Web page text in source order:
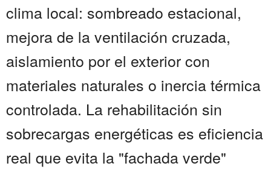
clima local: sombreado estacional,
mejora de la ventilación cruzada,
aislamiento por el exterior con
materiales naturales o inercia térmica
controlada. La rehabilitación sin
sobrecargas energéticas es eficiencia
real que evita la "fachada verde"